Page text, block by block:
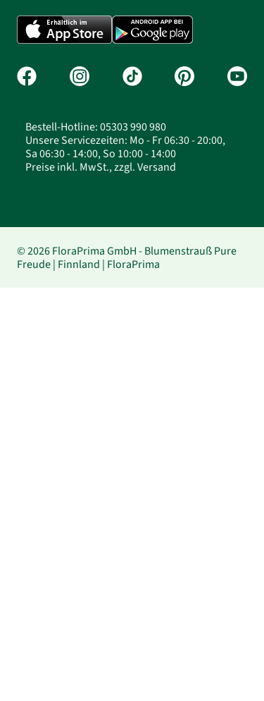
Bestell-Hotline: 05303 990 980
Unsere Servicezeiten: Mo - Fr 06:30 - 20:00,
Sa 06:30 - 14:00, So 10:00 - 14:00
Preise inkl. MwSt., zzgl. Versand
© 2026 FloraPrima GmbH - Blumenstrauß Pure
Freude | Finnland | FloraPrima